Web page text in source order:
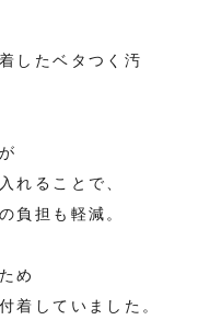
したベタつく汚
れることで、
負担も軽減。
め
着していました。